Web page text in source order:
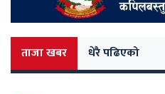
ताजा खबर धेरै पढिएको